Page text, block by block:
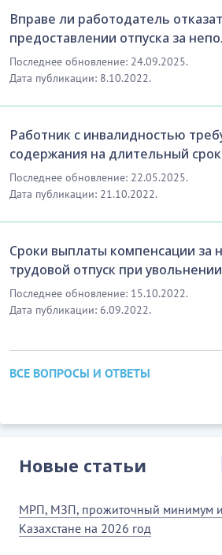
Вправе ли работодатель
предоставлении отпуска за
Последнее обновление: 24.09.2025.
Дата публикации: 8.10.2022.
Работник с инвалидностью
содержания на длительный срок
Последнее обновление: 22.05.2025.
Дата публикации: 21.10.2022.
Сроки выплаты компенсации за
трудовой отпуск при увольнении
Последнее обновление: 15.10.2022.
Дата публикации: 6.09.2022.
ВСЕ ВОПРОСЫ И ОТВЕТЫ
Новые статьи
МРП, МЗП, прожиточный минимум
Казахстане на 2026 год